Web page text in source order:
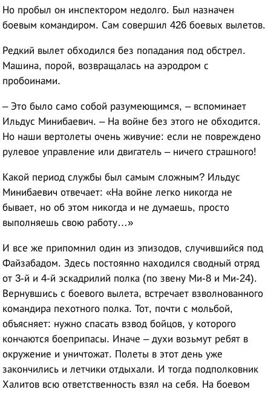
Но пробыл он инспектором недолго. Был назначен
боевым командиром. Сам совершил 426 боевых вылетов.
Редкий вылет обходился без попадания под обстрел.
Машина, порой, возвращалась на аэродром с
пробоинами.
– Это было само собой разумеющимся, – вспоминает
Ильдус Минибаевич. – На войне без этого не обходится.
Но наши вертолеты очень живучие: если не повреждено
рулевое управление или двигатель – ничего страшного!
Какой период службы был самым сложным? Ильдус
Минибаевич отвечает: «На войне легко никогда не
бывает, но об этом никогда и не думаешь, просто
выполняешь свою работу…»
И все же припомнил один из эпизодов, случившийся под
Файзабадом. Здесь постоянно находился сводный отряд
от 3-й и 4-й эскадрилий полка (по звену Ми-8 и Ми-24).
Вернувшись с боевого вылета, встречает взволнованного
командира пехотного полка. Тот, почти с мольбой,
объясняет: нужно спасать взвод бойцов, у которого
кончаются боеприпасы. Иначе – духи возьмут ребят в
окружение и уничтожат. Полеты в этот день уже
закончились и летчики отдыхали. И тогда подполковник
Халитов всю ответственность взял на себя. На боевом